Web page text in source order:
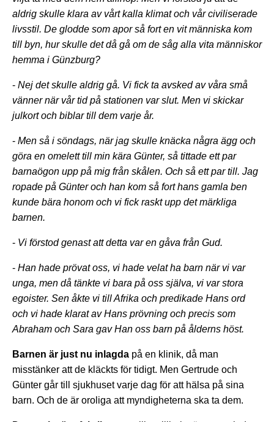
aldrig skulle klara av vårt kalla klimat och vår civiliserade
livsstil. De glodde som apor så fort en vit människa kom
till byn, hur skulle det då gå om de såg alla vita människor
hemma i Günzburg?
- Nej det skulle aldrig gå. Vi fick ta avsked av våra små
vänner när vår tid på stationen var slut. Men vi skickar
julkort och biblar till dem varje år.
- Men så i söndags, när jag skulle knäcka några ägg och
göra en omelett till min kära Günter, så tittade ett par
barnaögon upp på mig från skålen. Och så ett par till. Jag
ropade på Günter och han kom så fort hans gamla ben
kunde bära honom och vi fick raskt upp det märkliga
barnen.
- Vi förstod genast att detta var en gåva från Gud.
- Han hade prövat oss, vi hade velat ha barn när vi var
unga, men då tänkte vi bara på oss själva, vi var stora
egoister. Sen åkte vi till Afrika och predikade Hans ord
och vi hade klarat av Hans prövning och precis som
Abraham och Sara gav Han oss barn på ålderns höst.
Barnen är just nu inlagda på en klinik, då man
misstänker att de kläckts för tidigt. Men Gertrude och
Günter går till sjukhuset varje dag för att hälsa på sina
barn. Och de är oroliga att myndigheterna ska ta dem.